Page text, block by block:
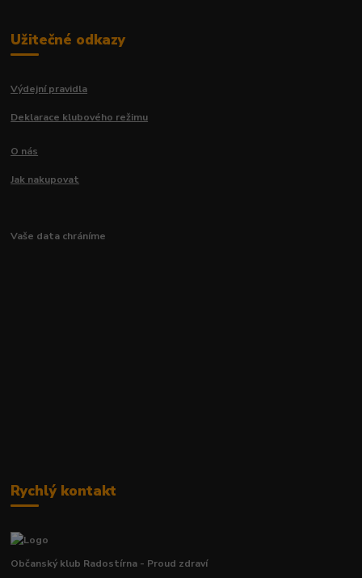
Užitečné odkazy
Výdejní pravidla
Deklarace klubového režimu
O nás
Jak nakupovat
Vaše data chráníme
Rychlý kontakt
Občanský klub Radostírna - Proud zdraví